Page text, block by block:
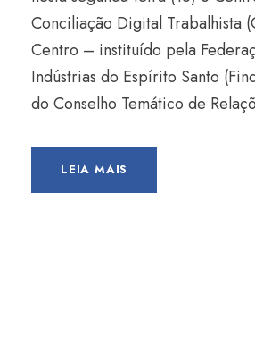
Conciliação Digital Trabalhista
Centro – instituído pela
Indústrias do Espírito Santo
do Conselho Temático de
LEIA MAIS